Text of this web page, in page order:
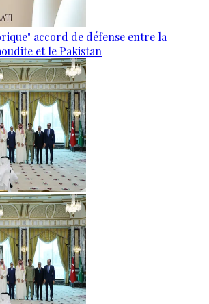
accord de défense entre la
et le Pakistan